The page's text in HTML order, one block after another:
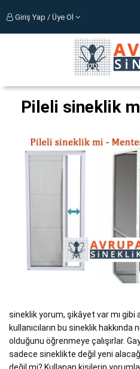
Giriş Yap / Üye Ol
Pileli sineklik
sineklik yorum, şikâyet var mı gibi
kullanıcıların bu sineklik
olduğunu öğrenmeye çalışırlar.
sadece sineklikte değil yeni